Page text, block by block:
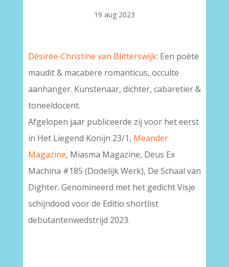
19 aug 2023
Désirée-Christine van Blitterswijk: Een poète
maudit & macabere romanticus, occulte
aanhanger. Kunstenaar, dichter, cabaretier &
toneeldocent.
Afgelopen jaar publiceerde zij voor het eerst
in Het Liegend Konijn 23/1, Meander
Magazine, Miasma Magazine, Deus Ex
Machina #185 (Dodelijk Werk), De Schaal van
Dighter. Genomineerd met het gedicht Visje
schijndood voor de Editio shortlist
debutantenwedstrijd 2023.